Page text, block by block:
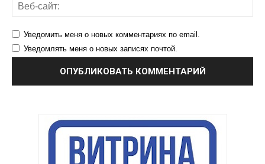
Уведомить меня о новых комментариях по email.
Уведомлять меня о новых записях почтой.